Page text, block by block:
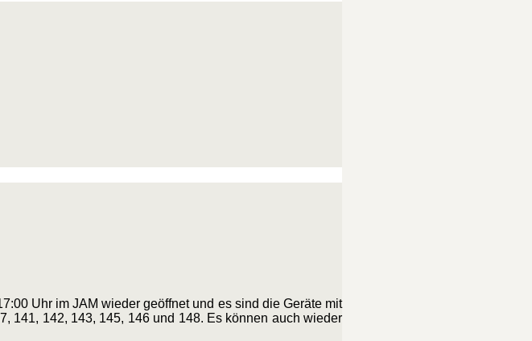
Uhr im JAM wieder geöffnet und es sind die Geräte mit
141, 142, 143, 145, 146 und 148. Es können auch wieder